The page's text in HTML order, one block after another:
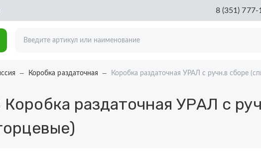
8 (351) 777-
Коробка раздаточная Коробка раздаточная УРАЛ с ручн.в сборе
Коробка раздаточная УРАЛ с